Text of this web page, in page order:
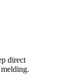
direct